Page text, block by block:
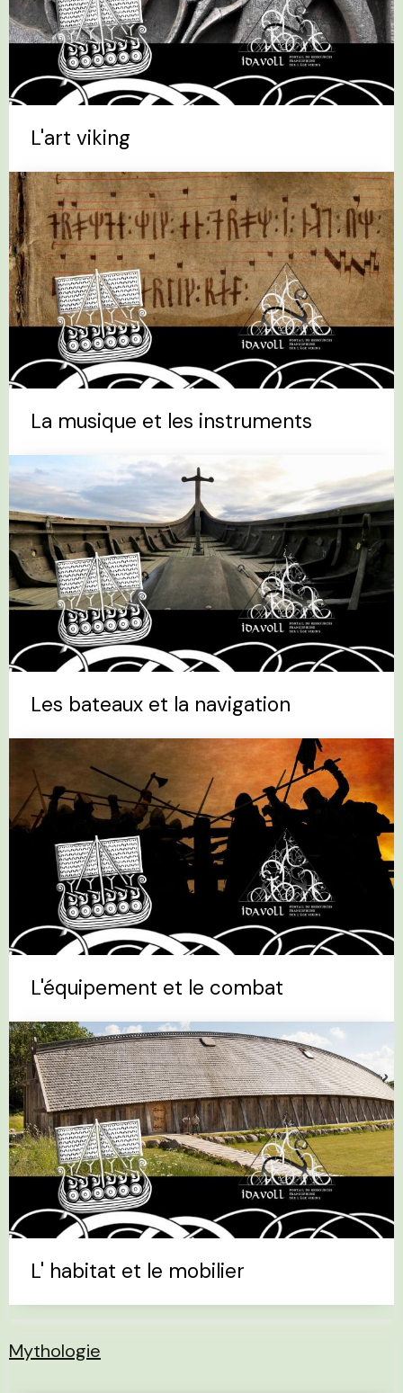
L'art viking
La musique et les instruments
Les bateaux et la navigation
L'équipement et le combat
L' habitat et le mobilier
Mythologie